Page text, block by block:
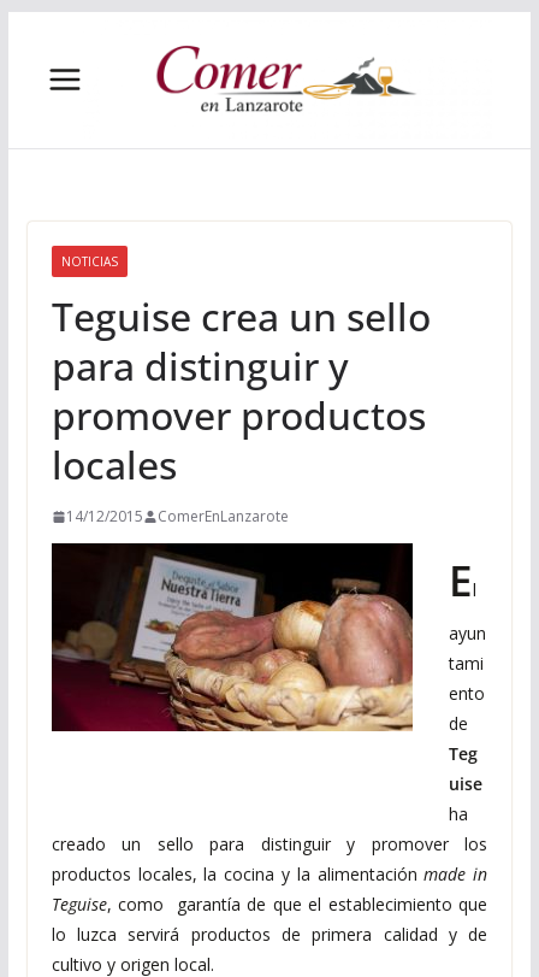
contenido
NOTICIAS
Teguise crea un sello
para distinguir y
promover productos
locales
14/12/2015 ComerEnLanzarote
El
ayun
tami
ento
de
Teg
uise
ha
creado un sello para distinguir y promover los
productos locales, la cocina y la alimentaciónmade in
Teguise, como garantía de que el establecimiento que
lo luzca servirá productos de primera calidad y de
cultivo y origen local.